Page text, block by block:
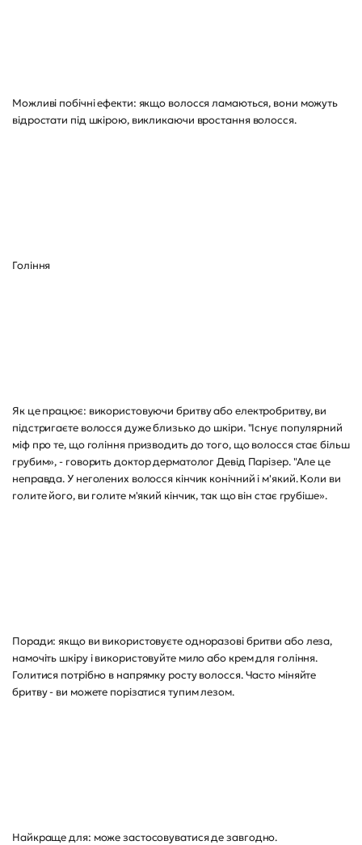
Можливі побічні ефекти: якщо волосся ламаються, вони можуть
відростати під шкірою, викликаючи вростання волосся.
Гоління
Як це працює: використовуючи бритву або електробритву, ви
підстригаєте волосся дуже близько до шкіри. "Існує популярний
міф про те, що гоління призводить до того, що волосся стає більш
грубим», - говорить доктор дерматолог Девід Парізер. "Але це
неправда. У неголених волосся кінчик конічний і м'який. Коли ви
голите його, ви голите м'який кінчик, так що він стає грубіше».
Поради: якщо ви використовуєте одноразові бритви або леза,
намочіть шкіру і використовуйте мило або крем для гоління.
Голитися потрібно в напрямку росту волосся. Часто міняйте
бритву - ви можете порізатися тупим лезом.
Найкраще для: може застосовуватися де завгодно.